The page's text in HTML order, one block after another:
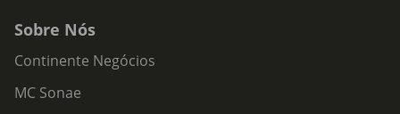
Sobre Nós
Continente Negócios
MC Sonae